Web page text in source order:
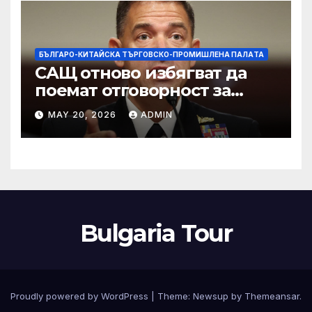
БЪЛГАРО-КИТАЙСКА ТЪРГОВСКО-ПРОМИШЛЕНА ПАЛAТА
САЩ отново избягват да
поемат отговорност за
нападението в училище в
Иран, при което загинаха
155 души
MAY 20, 2026 ADMIN
Bulgaria Tour
Proudly powered by WordPress Theme: Newsup by Themeansar.